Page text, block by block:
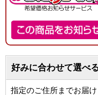
好みに合わせて選べ
指定のご住所までお届